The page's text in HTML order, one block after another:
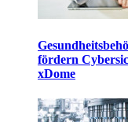
fördern
xDome